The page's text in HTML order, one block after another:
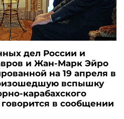
дел России и
и Жан-Марк Эйро
на 19 апреля в
вспышку
карабахского
в сообщении